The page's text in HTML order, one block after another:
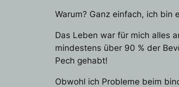
Warum? Ganz einfach, ich bin
Das Leben war für mich alles
mindestens über 90 % der
Pech gehabt!
Obwohl ich Probleme beim